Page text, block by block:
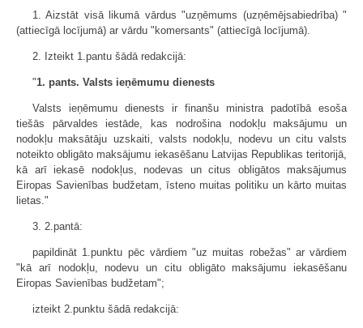
1. Aizstāt visā likumā vārdus "uzņēmums (uzņēmējsabiedrība) "
(attiecīgā locījumā) ar vārdu "komersants" (attiecīgā locījumā).
2. Izteikt 1.pantu šādā redakcijā:
"1. pants. Valsts ieņēmumu dienests
Valsts ieņēmumu dienests ir finanšu ministra padotībā esoša
tiešās pārvaldes iestāde, kas nodrošina nodokļu maksājumu un
nodokļu maksātāju uzskaiti, valsts nodokļu, nodevu un citu valsts
noteikto obligāto maksājumu iekasēšanu Latvijas Republikas teritorijā,
kā arī iekasē nodokļus, nodevas un citus obligātos maksājumus
Eiropas Savienības budžetam, īsteno muitas politiku un kārto muitas
lietas."
3. 2.pantā:
papildināt 1.punktu pēc vārdiem "uz muitas robežas" ar vārdiem
"kā arī nodokļu, nodevu un citu obligāto maksājumu iekasēšanu
Eiropas Savienības budžetam";
izteikt 2.punktu šādā redakcijā: